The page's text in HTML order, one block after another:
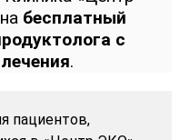
бесплатный
с
.
пациентов,